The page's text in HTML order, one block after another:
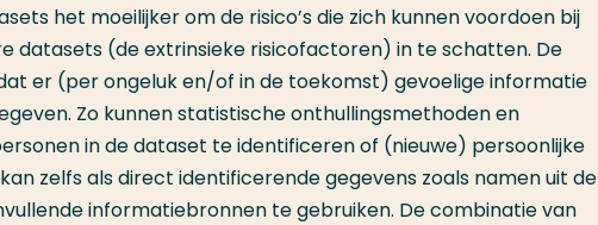
het moeilijker om de risico’s die zich kunnen voordoen bij
datasets (de extrinsieke risicofactoren) in te schatten. De
er (per ongeluk en/of in de toekomst) gevoelige informatie
Zo kunnen statistische onthullingsmethoden en
in de dataset te identificeren of (nieuwe) persoonlijke
zelfs als direct identificerende gegevens zoals namen uit de
informatiebronnen te gebruiken. De combinatie van